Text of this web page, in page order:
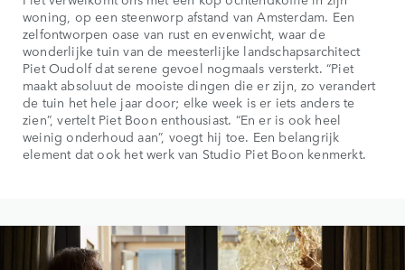
woning, op een steenworp afstand van Amsterdam. Een
zelfontworpen oase van rust en evenwicht, waar de
wonderlijke tuin van de meesterlijke landschapsarchitect
Piet Oudolf dat serene gevoel nogmaals versterkt. “Piet
maakt absoluut de mooiste dingen die er zijn, zo verandert
de tuin het hele jaar door; elke week is er iets anders te
zien”, vertelt Piet Boon enthousiast. “En er is ook heel
weinig onderhoud aan”, voegt hij toe. Een belangrijk
element dat ook het werk van Studio Piet Boon kenmerkt.